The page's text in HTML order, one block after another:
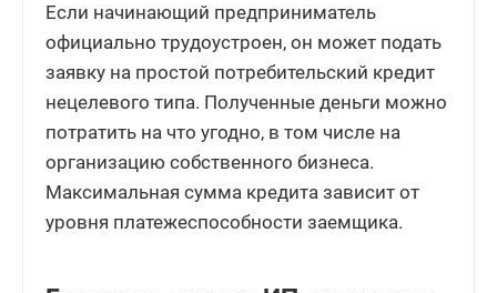
Если начинающий предприниматель
официально трудоустроен, он может подать
заявку на простой потребительский кредит
нецелевого типа. Полученные деньги можно
потратить на что угодно, в том числе на
организацию собственного бизнеса.
Максимальная сумма кредита зависит от
уровня платежеспособности заемщика.